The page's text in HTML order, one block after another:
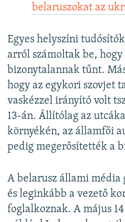
belaruszokat az
Egyes helyszíni
arról számoltak be,
bizonytalannak tűnt.
hogy az egykori szovjet
vaskézzel irányító volt
13-án. Állítólag az
környékén, az államfői
pedig megerősítették a
A belarusz állami média
és leginkább a vezető
foglalkoznak. A május